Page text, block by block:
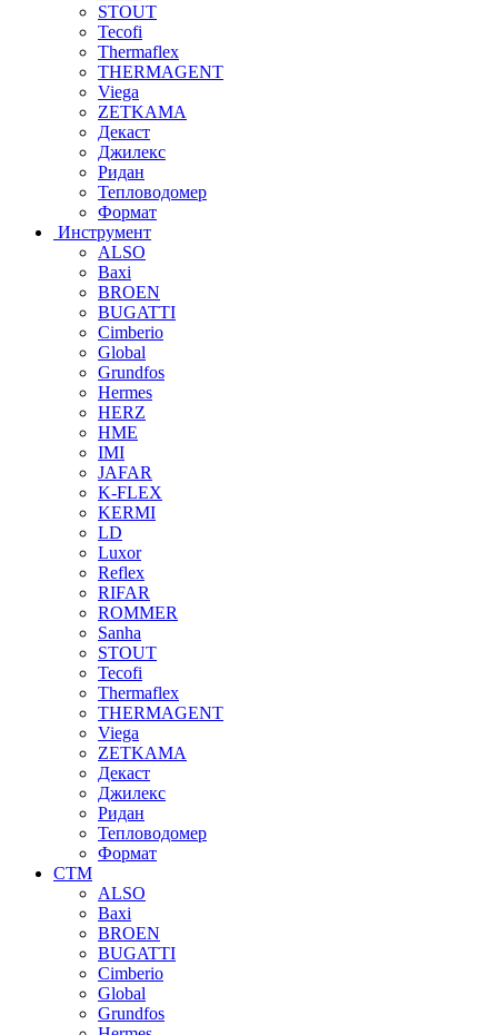
STOUT
Tecofi
Thermaflex
THERMAGENT
Viega
ZETKAMA
Декаст
Джилекс
Ридан
Тепловодомер
Формат
Инструмент
ALSO
Baxi
BROEN
BUGATTI
Cimberio
Global
Grundfos
Hermes
HERZ
HME
IMI
JAFAR
K-FLEX
KERMI
LD
Luxor
Reflex
RIFAR
ROMMER
Sanha
STOUT
Tecofi
Thermaflex
THERMAGENT
Viega
ZETKAMA
Декаст
Джилекс
Ридан
Тепловодомер
Формат
СТМ
ALSO
Baxi
BROEN
BUGATTI
Cimberio
Global
Grundfos